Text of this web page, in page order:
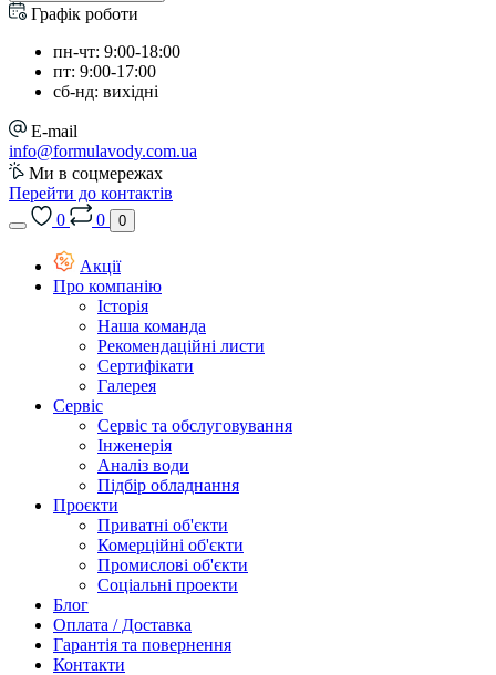
Графік роботи
пн-чт: 9:00-18:00
пт: 9:00-17:00
сб-нд: вихідні
E-mail
info@formulavody.com.ua
Ми в соцмережах
Перейти до контактів
0
0 0
Акції
Про компанію
Історія
Наша команда
Рекомендаційні листи
Сертифікати
Галерея
Сервіс
Сервіс та обслуговування
Інженерія
Аналіз води
Підбір обладнання
Проєкти
Приватні об'єкти
Комерційні об'єкти
Промислові об'єкти
Соціальні проекти
Блог
Оплата / Доставка
Гарантія та повернення
Контакти